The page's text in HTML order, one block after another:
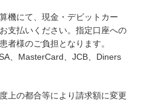
機にて、現金・デビットカー
支払いください。指定口座への
者様のご負担となります。
、MasterCard、JCB、Diners
上の都合等により請求額に変更